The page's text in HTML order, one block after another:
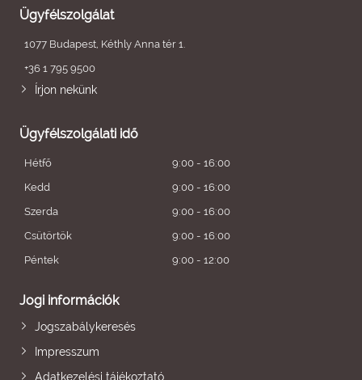
Ügyfélszolgálat
1077 Budapest, Kéthly Anna tér 1.
+36 1 795 9500
Írjon nekünk
Ügyfélszolgálati idő
Hétfő
9:00 - 16:00
Kedd
9:00 - 16:00
Szerda
9:00 - 16:00
Csütörtök
9:00 - 16:00
Péntek
9:00 - 12:00
Jogi információk
Jogszabálykeresés
Impresszum
Adatkezelési tájékoztató